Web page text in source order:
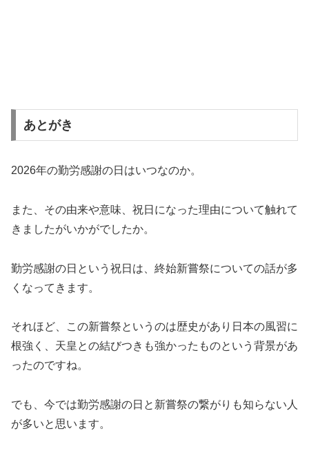
あとがき
2026年の勤労感謝の日はいつなのか。
また、その由来や意味、祝日になった理由について触れて
きましたがいかがでしたか。
勤労感謝の日という祝日は、終始新嘗祭についての話が多
くなってきます。
それほど、この新嘗祭というのは歴史があり日本の風習に
根強く、天皇との結びつきも強かったものという背景があ
ったのですね。
でも、今では勤労感謝の日と新嘗祭の繋がりも知らない人
が多いと思います。